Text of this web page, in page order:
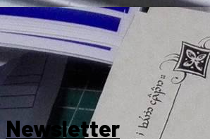
Newsletter